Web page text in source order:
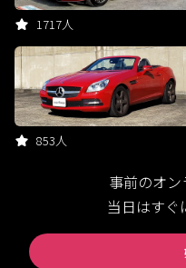
1717人
853人
事前のオ
当日はす